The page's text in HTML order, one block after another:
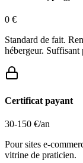
0 €
Standard de fait.
hébergeur. Suffisant
Certificat payant
30-150 €/an
Pour sites e-
vitrine de praticien.